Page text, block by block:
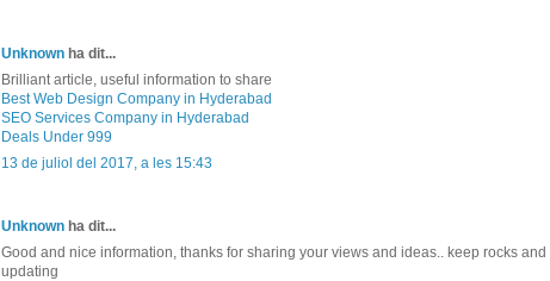
Unknown ha dit...
Brilliant article, useful information to share
Best Web Design Company in Hyderabad
SEO Services Company in Hyderabad
Deals Under 999
13 de juliol del 2017, a les 15:43
Unknown ha dit...
Good and nice information, thanks for sharing your views and ideas.. keep rocks and
updating